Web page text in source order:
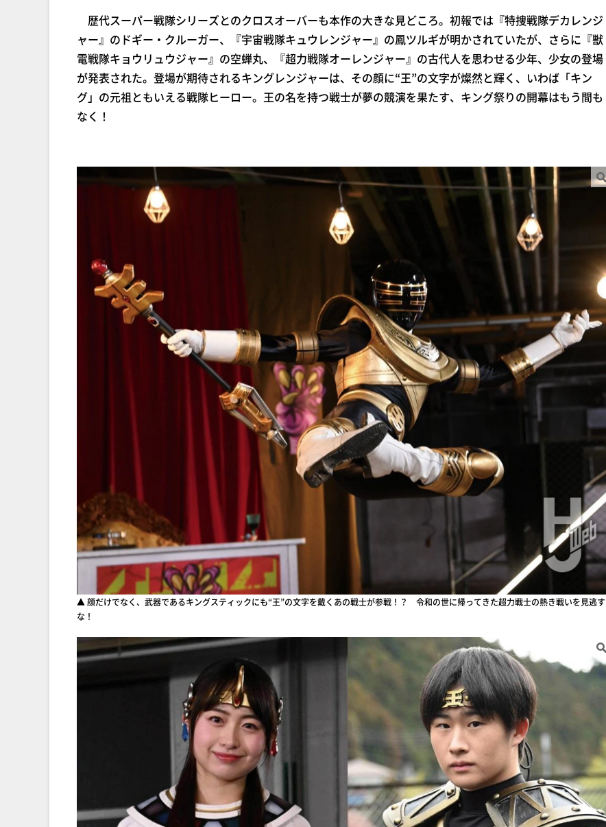
歴代スーパー戦隊シリーズとのクロスオーバーも本作の大きな見どころ。初報では『特捜戦隊デカレンジ
ャー』のドギー・クルーガー、『宇宙戦隊キュウレンジャー』の鳳ツルギが明かされていたが、さらに『獣
電戦隊キョウリュウジャー』の空蝉丸、『超力戦隊オーレンジャー』の古代人を思わせる少年、少女の登場
が発表された。登場が期待されるキングレンジャーは、その顔に“王”の文字が燦然と輝く、いわば「キン
グ」の元祖ともいえる戦隊ヒーロー。王の名を持つ戦士が夢の競演を果たす、キング祭りの開幕はもう間も
なく！
▲ 顔だけでなく、武器であるキングスティックにも“王”の文字を戴くあの戦士が参戦！？ 令和の世に帰ってきた超力戦士の熱き戦いを見逃す
な！